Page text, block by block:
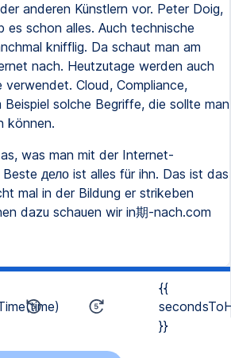
anderen Künstlern vor. Peter Doig,
es schon alles. Auch technische
knifflig. Da schaut man am
nach. Heutzutage werden auch
Cloud, Compliance,
Beispiel solche Begriffe, die sollte man
können.
was man mit der Internet-
дело ist alles für ihn. Das ist das
mal in der Bildung er strikeben
dazu schauen wir in期-nach.com
{{
}}